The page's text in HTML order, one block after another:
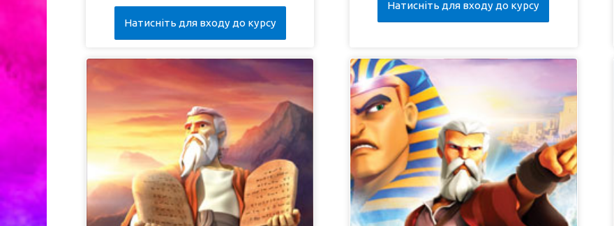
Натисніть для входу до курсу
Натисніть для входу до курсу